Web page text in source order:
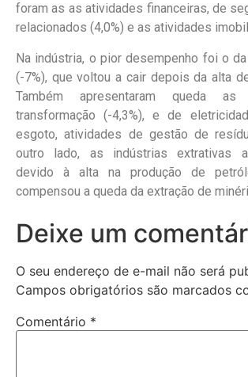
foram as as atividades financeiras, de
relacionados (4,0%) e as atividades
Na indústria, o pior desempenho foi o
(-7%), que voltou a cair depois da alta
Também apresentaram queda
transformação (-4,3%), e de
esgoto, atividades de gestão de
outro lado, as indústrias extrativas
devido à alta na produção de
compensou a queda da extração de
Deixe um
O seu endereço de e-mail não será
Campos obrigatórios são marcados
Comentário *